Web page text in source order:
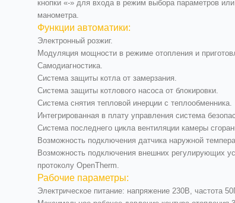
кнопки «-» для входа в режим выбора параметров
манометра.
Функции автоматики:
Электронный розжиг.
Модуляция мощности в режиме отопления и
Самодиагностика.
Система защиты котла от замерзания.
Система защиты котлового насоса от блокировки.
Система снятия тепловой инерции с теплообменника.
Интегрированная в плату управления система
Система последнего цикла вентиляции камеры
Возможность подключения датчика наружной
Возможность подключения внешних регулирующих
протоколу OpenTherm.
Рабочие параметры:
Электрическое питание: напряжение 230В, частота